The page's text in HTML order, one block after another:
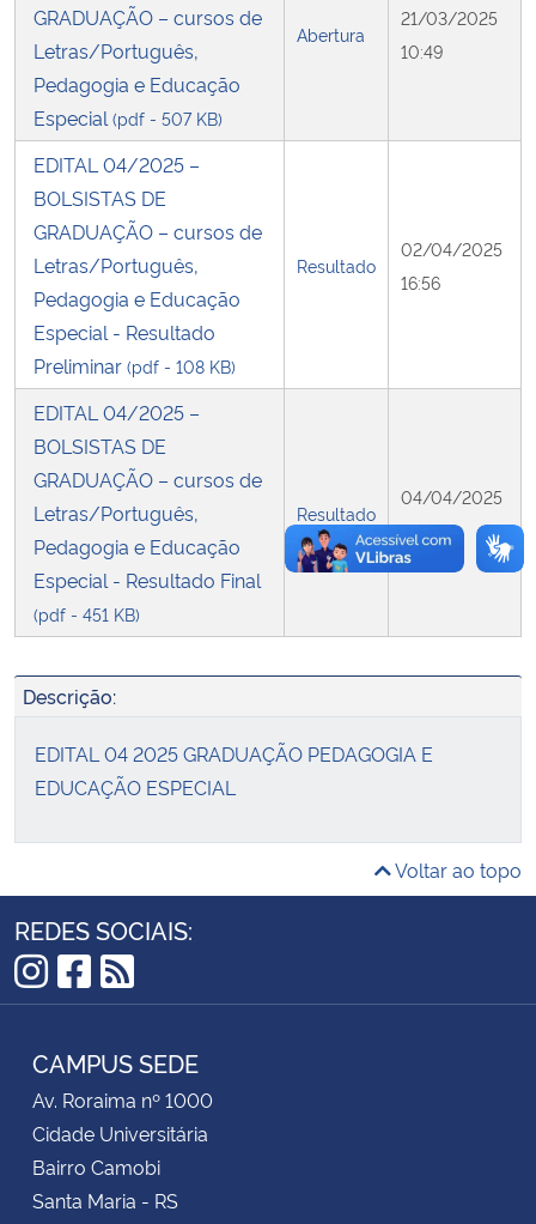
Secretaria-Geral
Secretaria de Governo
Advocacia-Geral da União
Banco Central do Brasil
Planalto
GRADUAÇÃO – cursos de
Letras/Português,
Pedagogia e Educação
Especial (pdf - 507 KB)
Abertura
21/03/2025
10:49
EDITAL 04/2025 –
BOLSISTAS DE
GRADUAÇÃO – cursos de
Letras/Português,
Pedagogia e Educação
Especial - Resultado
Preliminar (pdf - 108 KB)
Resultado
02/04/2025
16:56
EDITAL 04/2025 –
BOLSISTAS DE
GRADUAÇÃO – cursos de
Letras/Português,
Pedagogia e Educação
Especial - Resultado Final
(pdf - 451 KB)
Resultado
04/04/2025
00:00
Descrição:
EDITAL 04 2025 GRADUAÇÃO PEDAGOGIA E
EDUCAÇÃO ESPECIAL
Voltar ao topo
REDES SOCIAIS:
Instagram
Facebook
RSS
CAMPUS SEDE
Av. Roraima nº 1000
Cidade Universitária
Bairro Camobi
Santa Maria - RS